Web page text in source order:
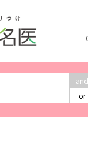
and
or